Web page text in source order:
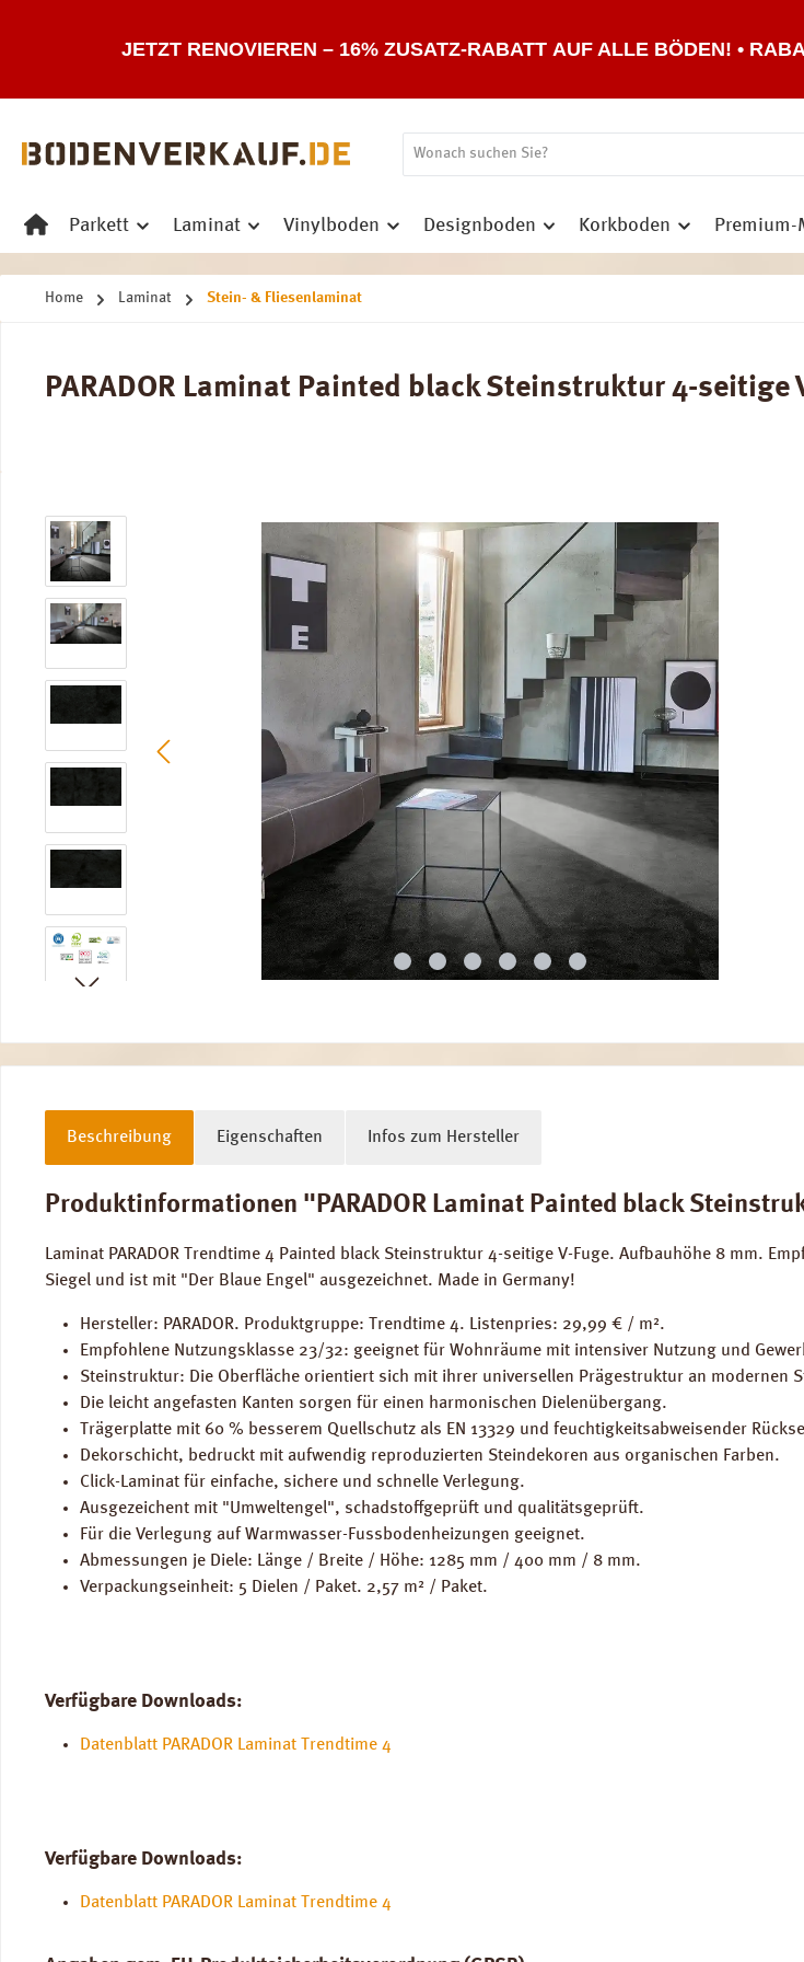
JETZT RENOVIEREN – 16% ZUSATZ-RABATT AUF ALLE BÖDEN! •
Parkett Laminat Vinylboden Designboden Korkboden Premium-
Home Laminat Stein- & Fliesenlaminat
PARADOR Laminat Painted black Steinstruktur 4-seitige
Bildergalerie überspringen
Beschreibung Eigenschaften Infos zum Hersteller
Produktinformationen "PARADOR Laminat Painted black
Laminat PARADOR Trendtime 4 Painted black Steinstruktur 4-seitige V-Fuge. Aufbauhöhe 8 mm.
Siegel und ist mit "Der Blaue Engel" ausgezeichnet. Made in Germany!
Hersteller: PARADOR. Produktgruppe: Trendtime 4. Listenpries: 29,99 € / m².
Empfohlene Nutzungsklasse 23/32: geeignet für Wohnräume mit intensiver Nutzung und
Steinstruktur: Die Oberfläche orientiert sich mit ihrer universellen Prägestruktur an modernen
Die leicht angefasten Kanten sorgen für einen harmonischen Dielenübergang.
Trägerplatte mit 60 % besserem Quellschutz als EN 13329 und feuchtigkeitsabweisender
Dekorschicht, bedruckt mit aufwendig reproduzierten Steindekoren aus organischen Farben.
Click-Laminat für einfache, sichere und schnelle Verlegung.
Ausgezeichent mit "Umweltengel", schadstoffgeprüft und qualitätsgeprüft.
Für die Verlegung auf Warmwasser-Fussbodenheizungen geeignet.
Abmessungen je Diele: Länge / Breite / Höhe: 1285 mm / 400 mm / 8 mm.
Verpackungseinheit: 5 Dielen / Paket. 2,57 m² / Paket.
Verfügbare Downloads:
Datenblatt PARADOR Laminat Trendtime 4
Verfügbare Downloads:
Datenblatt PARADOR Laminat Trendtime 4